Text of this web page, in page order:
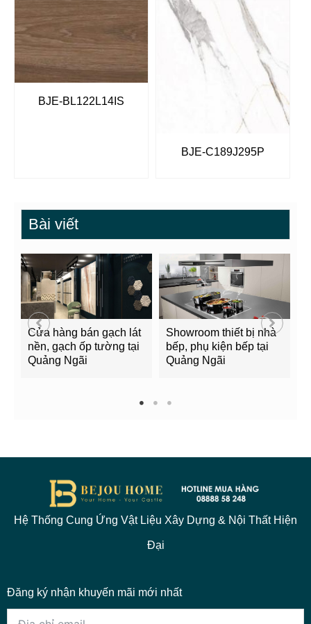
BJE-BL122L14IS
BJE-C189J295P
Bài viết
Cửa hàng bán gạch lát
nền, gạch ốp tường tại
Quảng Ngãi
Showroom thiết bị nhà
bếp, phụ kiện bếp tại
Quảng Ngãi
1 2 3
Hệ Thống Cung Ứng Vật Liệu Xây Dựng & Nội Thất Hiện
Đại
Đăng ký nhận khuyến mãi mới nhất